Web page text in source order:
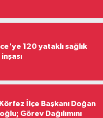
120 yataklı sağlık
İlçe Başkanı Doğan
Görev Dağılımını